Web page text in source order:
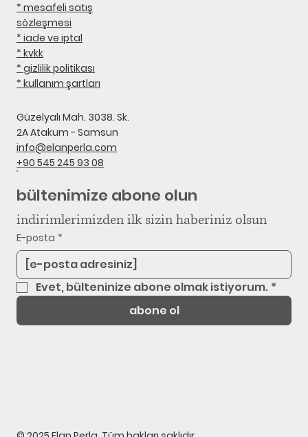
* mesafeli satış
sözleşmesi
* iade ve iptal
* kvkk
* gizlilik politikası
* kullanım şartları
Güzelyalı Mah. 3038. Sk.
2A Atakum - Samsun
info@elanperla.com
+90 545 245 93 08
bültenimize abone olun
indirimlerimizden ilk sizin haberiniz olsun
E-posta *
Evet, bülteninize abone olmak istiyorum. *
abone ol